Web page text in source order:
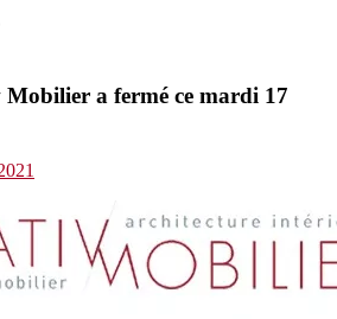
a fermé ce mardi 17